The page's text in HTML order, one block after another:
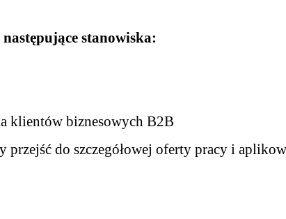
stanowiska:
klientów biznesowych B2B
do szczegółowej oferty pracy i